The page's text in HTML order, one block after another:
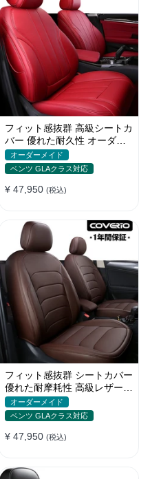
フィット感抜群 高級シートカ
バー 優れた耐久性 オーダー
メイド 9色 防水レザー おし
ゃれ
オーダーメイド
ベンツ GLAクラス対応
¥ 47,950 (税込)
フィット感抜群 シートカバー
優れた耐摩耗性 高級レザー
オーダーメイド 防汚防水 お
しゃれ
オーダーメイド
ベンツ GLAクラス対応
¥ 47,950 (税込)